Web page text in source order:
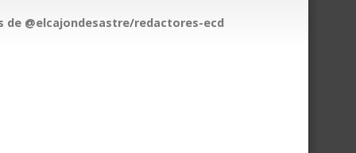
de @elcajondesastre/redactores-ecd